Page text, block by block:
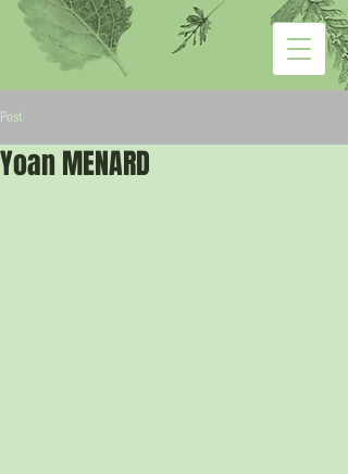
Post
Yoan MENARD